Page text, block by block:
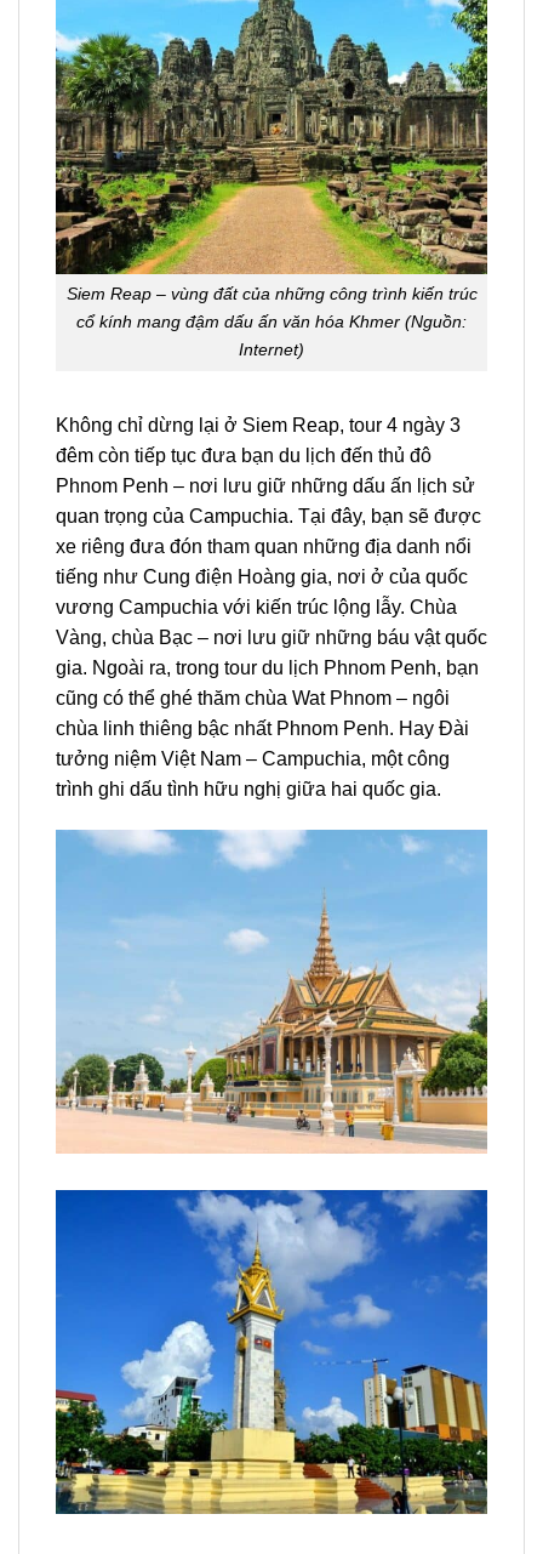
Siem Reap – vùng đất của những công trình kiến trúc
cổ kính mang đậm dấu ấn văn hóa Khmer (Nguồn:
Internet)
Không chỉ dừng lại ở Siem Reap, tour 4 ngày 3
đêm còn tiếp tục đưa bạn du lịch đến thủ đô
Phnom Penh – nơi lưu giữ những dấu ấn lịch sử
quan trọng của Campuchia. Tại đây, bạn sẽ được
xe riêng đưa đón tham quan những địa danh nổi
tiếng như Cung điện Hoàng gia, nơi ở của quốc
vương Campuchia với kiến trúc lộng lẫy. Chùa
Vàng, chùa Bạc – nơi lưu giữ những báu vật quốc
gia. Ngoài ra, trong tour du lịch Phnom Penh, bạn
cũng có thể ghé thăm chùa Wat Phnom – ngôi
chùa linh thiêng bậc nhất Phnom Penh. Hay Đài
tưởng niệm Việt Nam – Campuchia, một công
trình ghi dấu tình hữu nghị giữa hai quốc gia.